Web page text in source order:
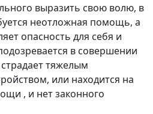
выразить свою волю, в
неотложная помощь, а
опасность для себя и
в совершении
тяжелым
или находится на
, и нет законного